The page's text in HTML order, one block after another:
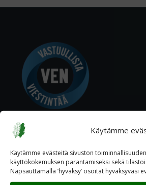
Käytämme
Käytämme evästeitä sivuston
käyttökokemuksen parantamiseksi sekä
Napsauttamalla ’hyvaksy’ osoitat hyväksyväsi